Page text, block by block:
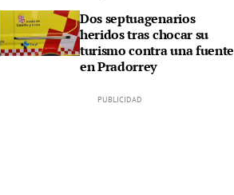
Dos septuagenarios
heridos tras chocar su
turismo contra una fuente
en Pradorrey